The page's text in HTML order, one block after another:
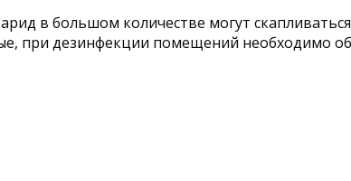
в большом количестве могут
при дезинфекции помещений необходимо